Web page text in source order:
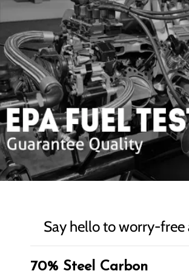
Say hello to worry-free
70% Steel Carbon